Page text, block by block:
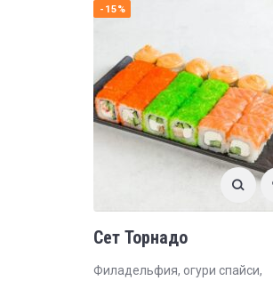
-15%
Сет Торнадо
Филадельфия, огури спайси,